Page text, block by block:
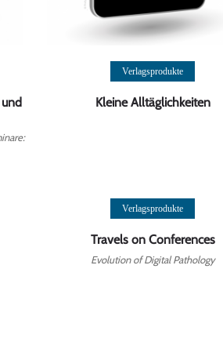
Weiterlesen
Verlagsprodukte
Kleine Alltäglichkeiten
Weiterlesen
Verlagsprodukte
Travels on Conferences
Evolution of Digital Pathology